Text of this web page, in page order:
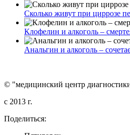
Сколько живут при циррозе
Клофелин и алкоголь –
Анальгин и алкоголь –
© "медицинский центр
c 2013 г.
Поделиться: